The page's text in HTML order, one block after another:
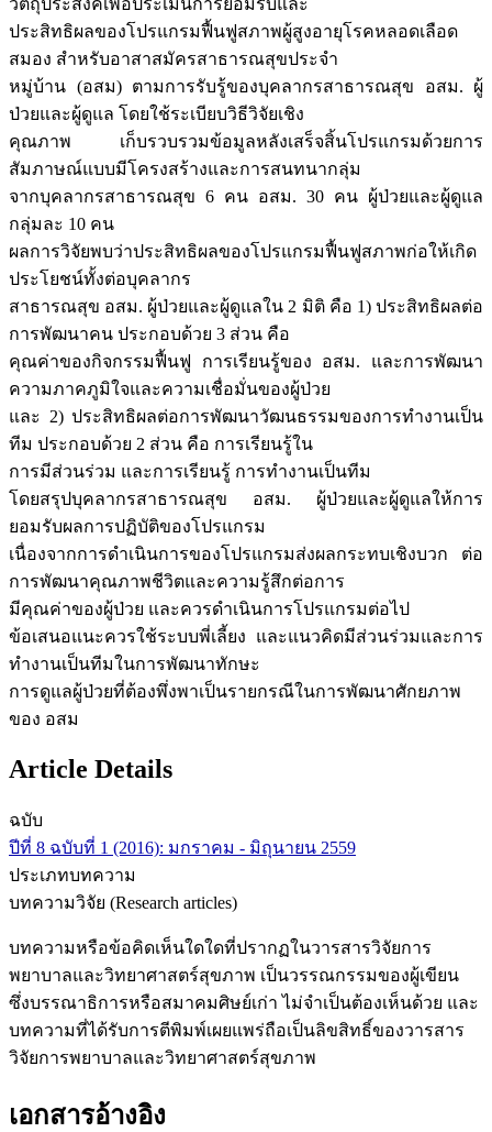
วัตถุประสงค์เพื่อประเมินการยอมรับและ
ประสิทธิผลของโปรแกรมฟื้นฟูสภาพผู้สูงอายุโรคหลอดเลือด
สมอง สำหรับอาสาสมัครสาธารณสุขประจำ
หมู่บ้าน (อสม) ตามการรับรู้ของบุคลากรสาธารณสุข อสม. ผู้
ป่วยและผู้ดูแล โดยใช้ระเบียบวิธีวิจัยเชิง
คุณภาพ เก็บรวบรวมข้อมูลหลังเสร็จสิ้นโปรแกรมด้วยการ
สัมภาษณ์แบบมีโครงสร้างและการสนทนากลุ่ม
จากบุคลากรสาธารณสุข 6 คน อสม. 30 คน ผู้ป่วยและผู้ดูแล
กลุ่มละ 10 คน
ผลการวิจัยพบว่าประสิทธิผลของโปรแกรมฟื้นฟูสภาพก่อให้เกิด
ประโยชน์ทั้งต่อบุคลากร
สาธารณสุข อสม. ผู้ป่วยและผู้ดูแลใน 2 มิติ คือ 1) ประสิทธิผลต่อ
การพัฒนาคน ประกอบด้วย 3 ส่วน คือ
คุณค่าของกิจกรรมฟื้นฟู การเรียนรู้ของ อสม. และการพัฒนา
ความภาคภูมิใจและความเชื่อมั่นของผู้ป่วย
และ 2) ประสิทธิผลต่อการพัฒนาวัฒนธรรมของการทำงานเป็น
ทีม ประกอบด้วย 2 ส่วน คือ การเรียนรู้ใน
การมีส่วนร่วม และการเรียนรู้ การทำงานเป็นทีม
โดยสรุปบุคลากรสาธารณสุข อสม. ผู้ป่วยและผู้ดูแลให้การ
ยอมรับผลการปฏิบัติของโปรแกรม
เนื่องจากการดำเนินการของโปรแกรมส่งผลกระทบเชิงบวก ต่อ
การพัฒนาคุณภาพชีวิตและความรู้สึกต่อการ
มีคุณค่าของผู้ป่วย และควรดำเนินการโปรแกรมต่อไป
ข้อเสนอแนะควรใช้ระบบพี่เลี้ยง และแนวคิดมีส่วนร่วมและการ
ทำงานเป็นทีมในการพัฒนาทักษะ
การดูแลผู้ป่วยที่ต้องพึ่งพาเป็นรายกรณีในการพัฒนาศักยภาพ
ของ อสม
Article Details
ฉบับ
ปีที่ 8 ฉบับที่ 1 (2016): มกราคม - มิถุนายน 2559
ประเภทบทความ
บทความวิจัย (Research articles)
บทความหรือข้อคิดเห็นใดใดที่ปรากฏในวารสารวิจัยการ
พยาบาลและวิทยาศาสตร์สุขภาพ เป็นวรรณกรรมของผู้เขียน
ซึ่งบรรณาธิการหรือสมาคมศิษย์เก่า ไม่จำเป็นต้องเห็นด้วย และ
บทความที่ได้รับการตีพิมพ์เผยแพร่ถือเป็นลิขสิทธิ์ของวารสาร
วิจัยการพยาบาลและวิทยาศาสตร์สุขภาพ
เอกสารอ้างอิง